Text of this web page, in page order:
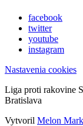
facebook
twitter
youtube
instagram
Nastavenia cookies
Liga proti rakovine
Bratislava
Vytvoril Melon